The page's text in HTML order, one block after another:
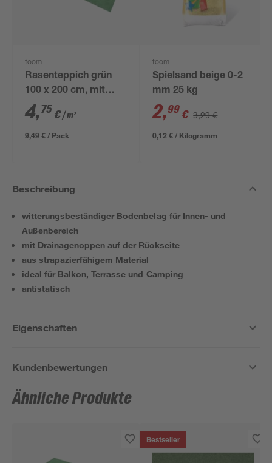
toom
Rasenteppich grün
100 x 200 cm, mit
Noppen
4,75 €/ m²
9,49 € / Pack
toom
Spielsand beige 0-2
mm 25 kg
2,99 € 3,29 €
0,12 € / Kilogramm
Beschreibung
witterungsbeständiger Bodenbelag für Innen- und
Außenbereich
mit Drainagenoppen auf der Rückseite
aus strapazierfähigem Material
ideal für Balkon, Terrasse und Camping
antistatisch
Eigenschaften
Kundenbewertungen
Ähnliche Produkte
Bestseller